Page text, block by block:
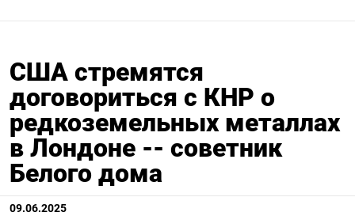
США стремятся
договориться с КНР о
редкоземельных металлах
в Лондоне -- советник
Белого дома
09.06.2025